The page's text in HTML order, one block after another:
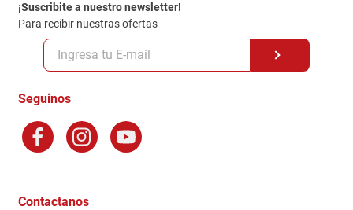
Politica de Privacidad
Políticas y condiciones GiftCard
Formas de Pago
Terminos y Condiciones
Factura Electronica
Ganadores - Promociones
¡Suscribite a nuestro newsletter!
Para recibir nuestras ofertas
Seguinos
Contactanos